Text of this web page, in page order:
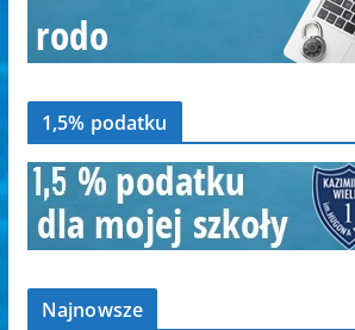
1,5% podatku
Najnowsze